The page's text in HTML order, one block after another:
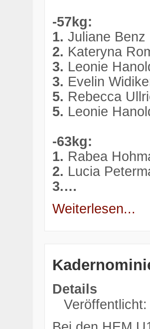
-57kg:
1. Juliane
2. Kateryna
3. Leonie
3. Evelin
5. Rebecca
5. Leonie
-63kg:
1. Rabea
2. Lucia
3.…
Weiterlesen...
Details